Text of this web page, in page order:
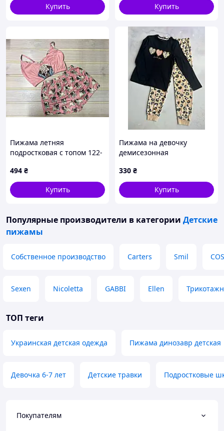
Купить
Купить
Пижама летняя
подростковая с топом 122-
494 ₴
Купить
Пижама на девочку
демисезонная
см (7-8 лет)
330 ₴
Купить
Популярные производители в категории Детские
пижамы
Собственное производство Carters Smil
Sexen Nicoletta GABBI Ellen
ТОП теги
Украинская детская одежда Пижама динозавр детская
Девочка 6-7 лет Детские травки Подростковые
Покупателям